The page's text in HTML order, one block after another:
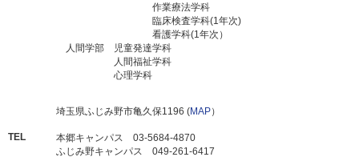
作業療法学科
臨床検査学科(1年次)
看護学科(1年次）
人間学部 児童発達学科
人間福祉学科
心理学科
埼玉県ふじみ野市亀久保1196 (MAP）
TEL
本郷キャンパス 03-5684-4870
ふじみ野キャンパス 049-261-6417